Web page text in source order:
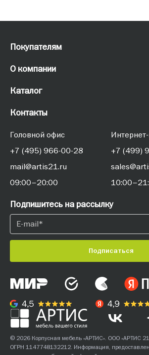
Покупателям
О компании
Каталог
Контакты
Головной офис
+7 (495) 966-00-28
mail@artis21.ru
09:00–20:00
+7 (499)
Подпишитесь на рассылку
Подписаться
© 2026 Корпусная мебель «АРТИС». ООО «АРТИС
ОГРН 1147748132212. Информация,